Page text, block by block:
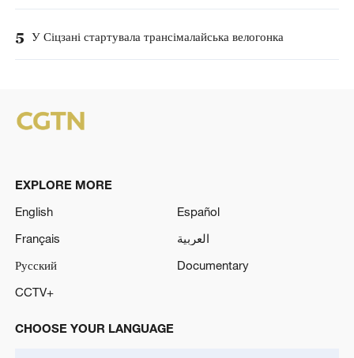
5 У Сіцзані стартувала трансімалайська велогонка
EXPLORE MORE
English
Español
Français
العربية
Русский
Documentary
CCTV+
CHOOSE YOUR LANGUAGE